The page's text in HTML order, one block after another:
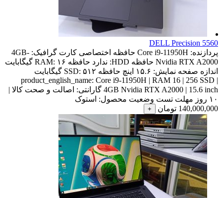
DELL Precision 5560
پردازنده: Core i9-11950H حافظه اختصاصی کارت گرافیک: 4GB-
Nvidia RTX A2000 حافظه HDD: ندارد حافظه RAM: ۱۶ گیگابایت
اندازه صفحه نمایش: ۱۵.۶ اینچ حافظه SSD: ۵۱۲ گیگابایت
product_english_name: Core i9-11950H | RAM 16 | 256 SSD |
4GB Nvidia RTX A2000 | 15.6 inch گارانتی: اصالت و صحت کالا |
۱۰ روز مهلت تست
وضعیت محصول: استوک
140,000,000 تومان +